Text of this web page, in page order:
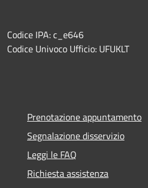
Codice IPA: c_e646
Codice Univoco Ufficio: UFUKLT
Prenotazione appuntamento
Segnalazione disservizio
Leggi le FAQ
Richiesta assistenza